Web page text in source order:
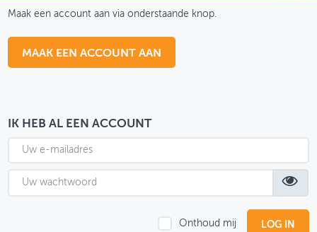
THEMASITES
MIJN PROFIEL
GEBRUIKER
Maak een account aan via onderstaande knop.
MAAK EEN ACCOUNT AAN
IK HEB AL EEN ACCOUNT
Onthoud mij